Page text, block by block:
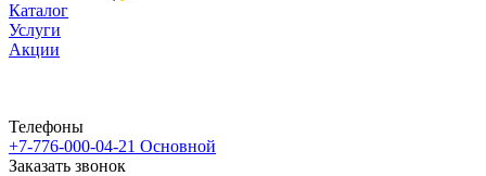
Каталог
Услуги
Акции
Телефоны
+7-776-000-04-21 Основной
Заказать звонок